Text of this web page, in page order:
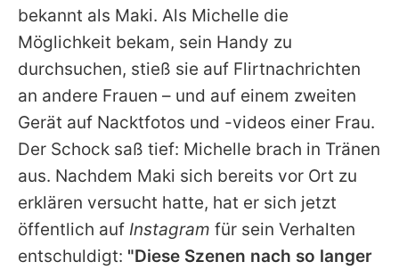
App runterladen
Team
Redaktionelle Richtlinien
Impressum
Datenschutzerklärung
Nutzungsbedingungen
Utiq verwalten
bekannt als Maki. Als Michelle die
Möglichkeit bekam, sein Handy zu
durchsuchen, stieß sie auf Flirtnachrichten
an andere Frauen – und auf einem zweiten
Gerät auf Nacktfotos und -videos einer Frau.
Der Schock saß tief: Michelle brach in Tränen
aus. Nachdem Maki sich bereits vor Ort zu
erklären versucht hatte, hat er sich jetzt
öffentlich auf Instagram für sein Verhalten
entschuldigt: "Diese Szenen nach so langer